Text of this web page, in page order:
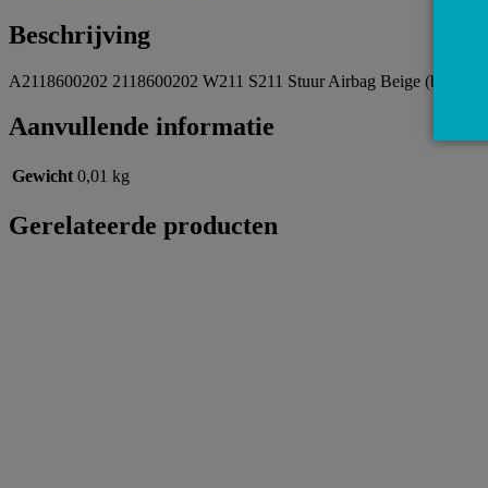
Beschrijving
A2118600202 2118600202 W211 S211 Stuur Airbag Beige
Aanvullende informatie
Gewicht 0,01 kg
Gerelateerde producten